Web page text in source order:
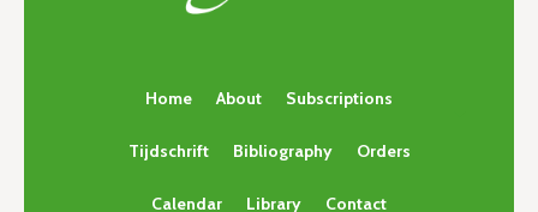
Home About Subscriptions
Tijdschrift Bibliography Orders
Calendar Library Contact